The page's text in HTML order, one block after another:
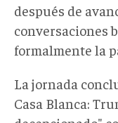
después de
conversaciones
formalmente la
La jornada
Casa Blanca: